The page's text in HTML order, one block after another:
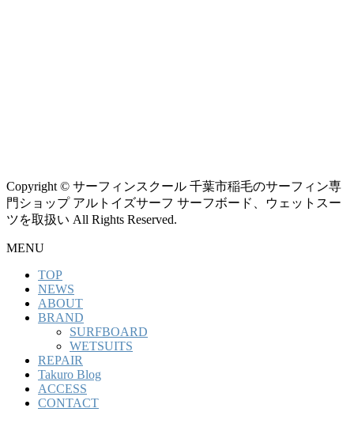
Copyright © サーフィンスクール 千葉市稲毛のサーフィン専
門ショップ アルトイズサーフ サーフボード、ウェットスー
ツを取扱い All Rights Reserved.
MENU
TOP
NEWS
ABOUT
BRAND
SURFBOARD
WETSUITS
REPAIR
Takuro Blog
ACCESS
CONTACT